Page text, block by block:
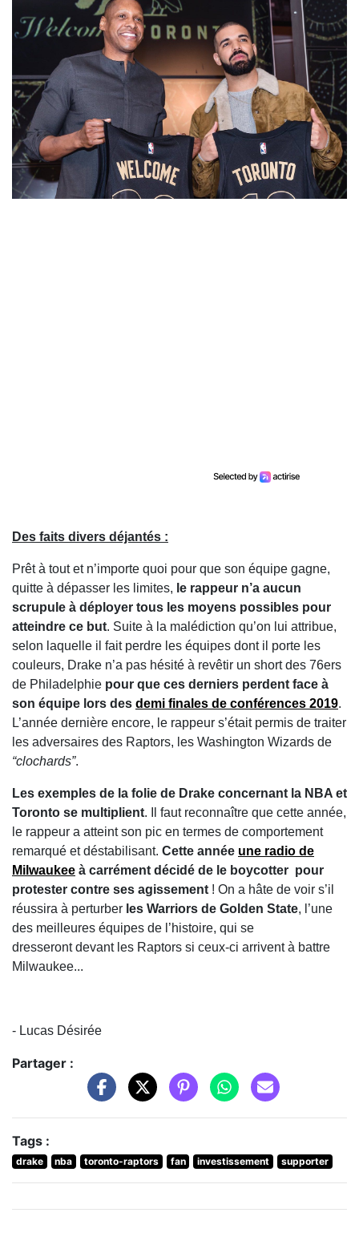
Des faits divers déjantés :
Prêt à tout et n’importe quoi pour que son équipe gagne,
quitte à dépasser les limites, le rappeur n’a aucun
scrupule à déployer tous les moyens possibles pour
atteindre ce but. Suite à la malédiction qu’on lui attribue,
selon laquelle il fait perdre les équipes dont il porte les
couleurs, Drake n’a pas hésité à revêtir un short des 76ers
de Philadelphie pour que ces derniers perdent face à
son équipe lors des demi finales de conférences 2019.
L’année dernière encore, le rappeur s’était permis de traiter
les adversaires des Raptors, les Washington Wizards de
“clochards”.
Les exemples de la folie de Drake concernant la NBA et
Toronto se multiplient. Il faut reconnaître que cette année,
le rappeur a atteint son pic en termes de comportement
remarqué et déstabilisant. Cette année une radio de
Milwaukee à carrément décidé de le boycotter pour
protester contre ses agissement ! On a hâte de voir s’il
réussira à perturber les Warriors de Golden State, l’une
des meilleures équipes de l’histoire, qui se
dresseront devant les Raptors si ceux-ci arrivent à battre
Milwaukee...
- Lucas Désirée
Partager :
Tags :
drake nba toronto-raptors fan investissement supporter